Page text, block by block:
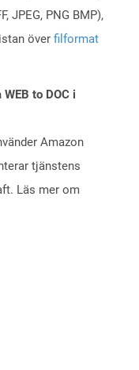
JPEG, PNG BMP),
över filformat
to DOC i
Amazon
tjänstens
Läs mer om